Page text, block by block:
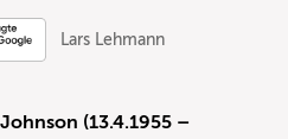
Lars Lehmann
(13.4.1955 –